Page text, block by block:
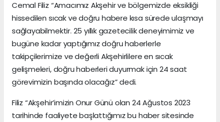
Cemal Filiz “Amacımız Akşehir ve bölgemizde eksikliği
hissedilen sıcak ve doğru habere kısa sürede ulaşmayı
sağlayabilmektir. 25 yıllık gazetecilik deneyimimiz ve
bugüne kadar yaptığımız doğru haberlerle
takipçilerimize ve değerli Akşehirlilere en sıcak
gelişmeleri, doğru haberleri duyurmak için 24 saat
görevimizin başında olacağız” dedi.
Filiz “Akşehir’imizin Onur Günü olan 24 Ağustos 2023
tarihinde faaliyete başlattığımız bu haber sitesinde